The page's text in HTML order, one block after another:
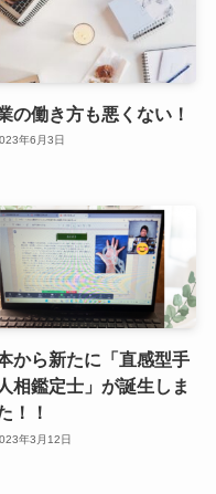
の働き方も悪くない！
年6月3日
から新たに「直感型手
相鑑定士」が誕生しま
！！
年3月12日